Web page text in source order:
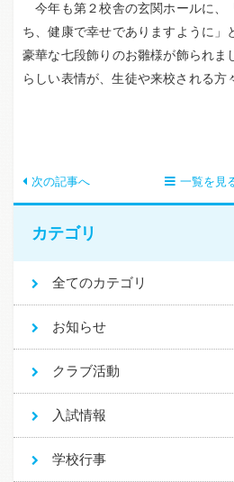
今年も第２校舎の玄関ホールに、
ち、健康で幸せでありますように」
豪華な七段飾りのお雛様が飾られま
らしい表情が、生徒や来校される方
次の記事へ 一覧を見
カテゴリ
全てのカテゴリ
お知らせ
クラブ活動
入試情報
学校行事